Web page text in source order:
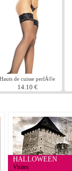
Hauts de cuisse perlÃ©e
14.10 €
HALLOWEEN
Visites